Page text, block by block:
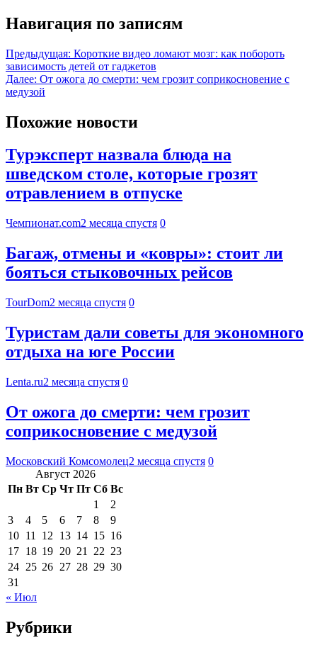
Навигация по записям
Предыдущая: Короткие видео ломают мозг: как побороть
зависимость детей от гаджетов
Далее: От ожога до смерти: чем грозит соприкосновение с
медузой
Похожие новости
Турэксперт назвала блюда на
шведском столе, которые грозят
отравлением в отпуске
Чемпионат.com2 месяца спустя 0
Багаж, отмены и «ковры»: стоит ли
бояться стыковочных рейсов
TourDom2 месяца спустя 0
Туристам дали советы для экономного
отдыха на юге России
Lenta.ru2 месяца спустя 0
От ожога до смерти: чем грозит
соприкосновение с медузой
Московский Комсомолец2 месяца спустя 0
Август 2026
Пн Вт Ср Чт Пт Сб Вс
1
2
3
4 5 6 7 8
9
10 11 12 13 14 15 16
17 18 19 20 21 22 23
24 25 26 27 28 29 30
31
« Июл
Рубрики